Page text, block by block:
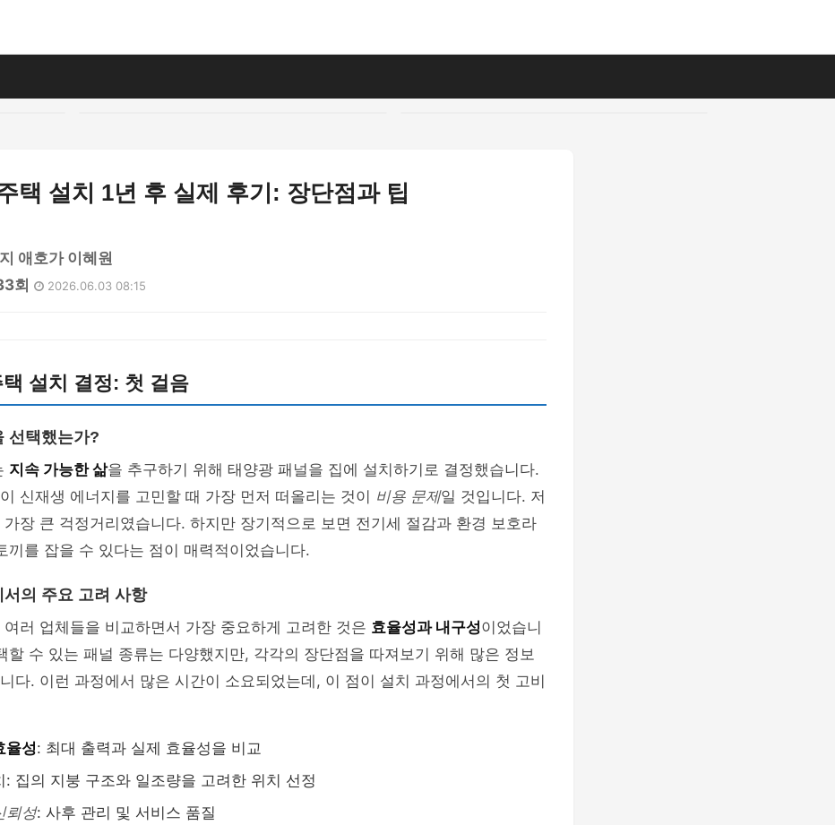
택 설치 1년 후 실제 후기: 장단점과 팁
애호가 이혜원
회 2026.06.03 08:15
설치 결정: 첫 걸음
선택했는가?
지속 가능한 삶을 추구하기 위해 태양광 패널을 집에 설치하기로 결정했습니다.
신재생 에너지를 고민할 때 가장 먼저 떠올리는 것이 비용 문제일 것입니다. 저
가장 큰 걱정거리였습니다. 하지만 장기적으로 보면 전기세 절감과 환경 보호라
끼를 잡을 수 있다는 점이 매력적이었습니다.
의 주요 고려 사항
여러 업체들을 비교하면서 가장 중요하게 고려한 것은 효율성과 내구성이었습니
할 수 있는 패널 종류는 다양했지만, 각각의 장단점을 따져보기 위해 많은 정보
다. 이런 과정에서 많은 시간이 소요되었는데, 이 점이 설치 과정에서의 첫 고비
율성: 최대 출력과 실제 효율성을 비교
: 집의 지붕 구조와 일조량을 고려한 위치 선정
뢰성: 사후 관리 및 서비스 품질